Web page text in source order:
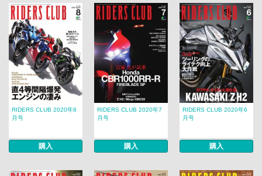
RIDERS CLUB 2020年8
月号
購入
RIDERS CLUB 2020年7
月号
購入
RIDERS CLUB 2020年6
月号
購入